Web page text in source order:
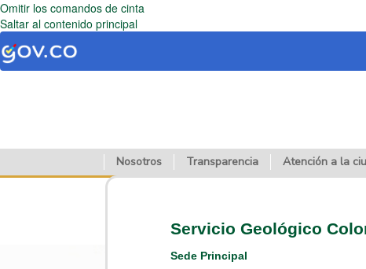
Omitir los comandos de cinta
Saltar al contenido principal
Nosotros Transparencia Atención a la
Servicio Geológico
Sede Principal